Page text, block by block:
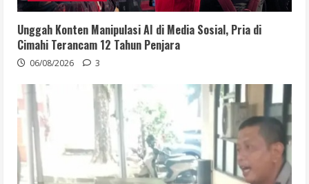
Unggah Konten Manipulasi AI di Media Sosial, Pria di
Cimahi Terancam 12 Tahun Penjara
06/08/2026 3